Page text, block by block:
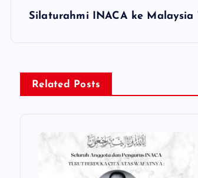
n
a
Silaturahmi INACA ke Malaysia
Related Posts